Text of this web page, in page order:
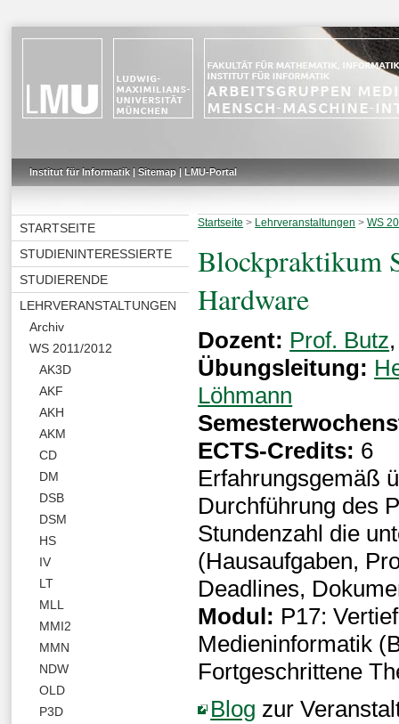
Institut für Informatik| Sitemap| LMU-Portal
STARTSEITE
STUDIENINTERESSIERTE
STUDIERENDE
LEHRVERANSTALTUNGEN
Archiv
WS 2011/2012
AK3D
AKF
AKH
AKM
CD
DM
DSB
DSM
HS
IV
LT
MLL
MMI2
MMN
NDW
OLD
P3D
Startseite > Lehrveranstaltungen >WS
Blockpraktikum
Hardware
Dozent: Prof. Butz
Übungsleitung:
Löhmann
ECTS-Credits: 6
Erfahrungsgemäß
Durchführung des
Stundenzahl die
(Hausaufgaben,
Deadlines,
Modul: P17:
Medieninformatik
Fortgeschrittene
Blog zur